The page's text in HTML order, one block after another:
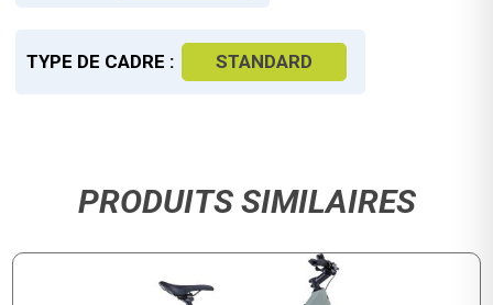
TYPE DE CADRE : STANDARD
PRODUITS SIMILAIRES